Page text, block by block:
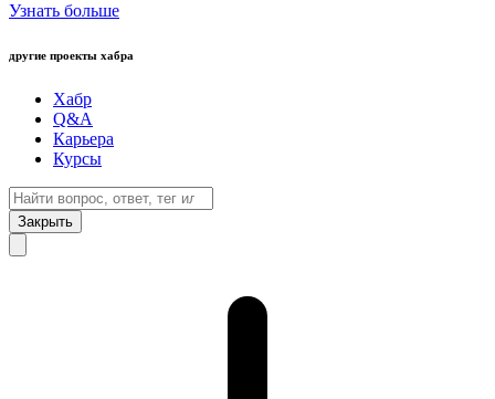
Узнать больше
другие проекты хабра
Хабр
Q&A
Карьера
Курсы
Закрыть